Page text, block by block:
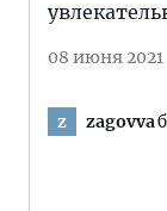
08 июня 2021
z zagovva